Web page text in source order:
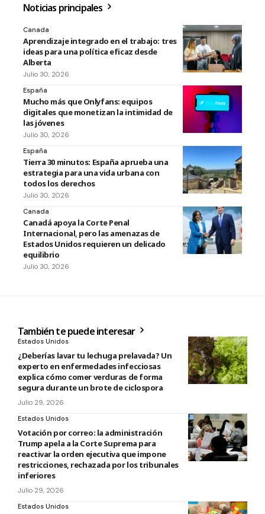
Noticias principales
Canada
Aprendizaje integrado en el trabajo: tres
ideas para una política eficaz desde
Alberta
Julio 30, 2026
España
Mucho más que Onlyfans: equipos
digitales que monetizan la intimidad de
las jóvenes
Julio 30, 2026
España
Tierra 30 minutos: España aprueba una
estrategia para una vida urbana con
todos los derechos
Julio 30, 2026
Canada
Canadá apoya la Corte Penal
Internacional, pero las amenazas de
Estados Unidos requieren un delicado
equilibrio
Julio 30, 2026
También te puede interesar
Estados Unidos
¿Deberías lavar tu lechuga prelavada? Un
experto en enfermedades infecciosas
explica cómo comer verduras de forma
segura durante un brote de ciclospora
Julio 29, 2026
Estados Unidos
Votación por correo: la administración
Trump apela a la Corte Suprema para
reactivar la orden ejecutiva que impone
restricciones, rechazada por los tribunales
inferiores
Julio 29, 2026
Estados Unidos